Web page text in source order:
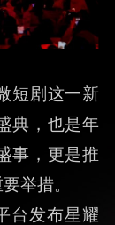
短剧这一新
典，也是年
事，更是推
举措。
台发布星耀